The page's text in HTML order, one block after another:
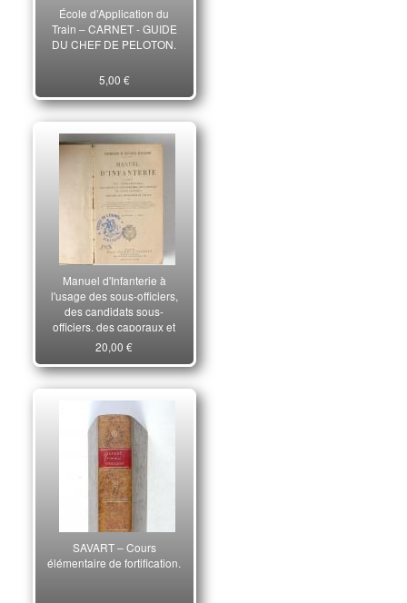
École d’Application du
Train – CARNET - GUIDE
DU CHEF DE PELOTON.
5,00 €
Manuel d'Infanterie à
l'usage des sous-officiers,
des candidats sous-
officiers, des caporaux et
élèves caporaux.
20,00 €
SAVART – Cours
élémentaire de fortification.